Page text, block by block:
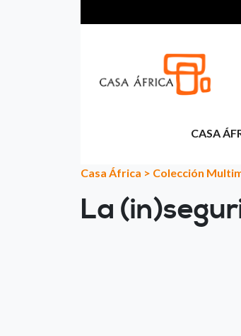
CASA
Casa África > Colección
La